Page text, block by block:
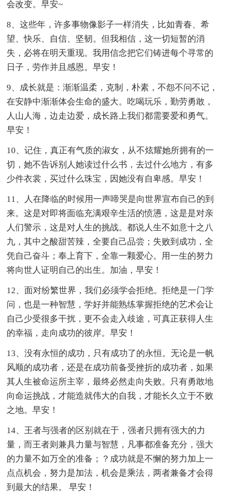
会改变。早安~
8、这些年，许多事物像影子一样消失，比如青春、希
望、快乐、自信、坚韧。但我相信，这一切短暂的消
失，必将在明天重现。我用信念把它们铸进每个寻常的
日子，劳作并且感恩。早安！
9、成长就是：渐渐温柔，克制，朴素，不怨不问不记，
在安静中渐渐体会生命的盛大。吃喝玩乐，勤劳勇敢，
人山人海，边走边爱，成长路上我们都需要爱和勇气。
早安！
10、记住，真正有气质的淑女，从不炫耀她所拥有的一
切，她不告诉别人她读过什么书，去过什么地方，有多
少件衣裳，买过什么珠宝，因她没有自卑感。早安！
11、人在降临的时候用一声啼哭是向世界宣布自己的到
来。这是对即将面临充满艰辛生活的愤懑，这是是对亲
人们警示，这是对人生的挑战。都说人生不如意十之八
九，其中之酸甜苦辣，全要自己品尝；失败到成功，全
凭自己奋斗；奉上育下，全靠一颗爱心。用一生的努力
将向世人证明自己的出生。加油，早安！
12、面对纷繁世界，我们必须学会拒绝。拒绝是一门学
问，也是一种智慧，学好并能熟练掌握拒绝的艺术会让
自己少受很多干扰，更不会走入歧途，可真正获得人生
的幸福，走向成功的彼岸。早安！
13、没有永恒的成功，只有成功了的永恒。无论是一帆
风顺的成功者，还是在成功前备受挫折的成功者，如果
其人生被命运所主宰，最终必然走向失败。只有勇敢地
向命运挑战，才能造就伟大的自我，才能长久立于不败
之地。早安！
14、王者与强者的区别就在于，强者只拥有强大的力
量，而王者则兼具力量与智慧，凡事都准备充分，强大
的力量不如万全的准备；？成功就是不懈的努力加上一
点点机会，努力是加法，机会是乘法，两者兼备才会得
到最大的结果。 早安！